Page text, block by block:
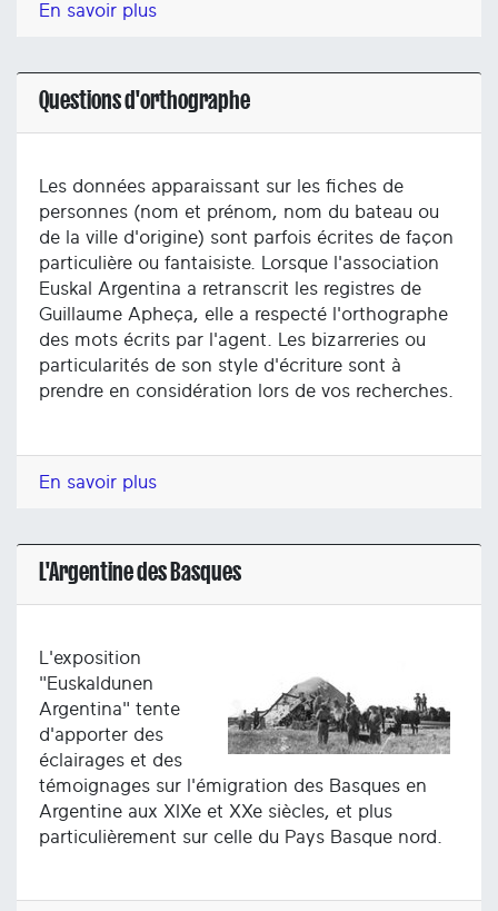
En savoir plus
Questions d'orthographe
Les données apparaissant sur les fiches de
personnes (nom et prénom, nom du bateau ou
de la ville d'origine) sont parfois écrites de façon
particulière ou fantaisiste. Lorsque l'association
Euskal Argentina a retranscrit les registres de
Guillaume Apheça, elle a respecté l'orthographe
des mots écrits par l'agent. Les bizarreries ou
particularités de son style d'écriture sont à
prendre en considération lors de vos recherches.
En savoir plus
L'Argentine des Basques
L'exposition
"Euskaldunen
Argentina" tente
d'apporter des
éclairages et des
témoignages sur l'émigration des Basques en
Argentine aux XIXe et XXe siècles, et plus
particulièrement sur celle du Pays Basque nord.